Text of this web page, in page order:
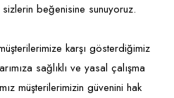
beğenisine sunuyoruz.
karşı gösterdiğimiz
sağlıklı ve yasal çalışma
müşterilerimizin güvenini hak